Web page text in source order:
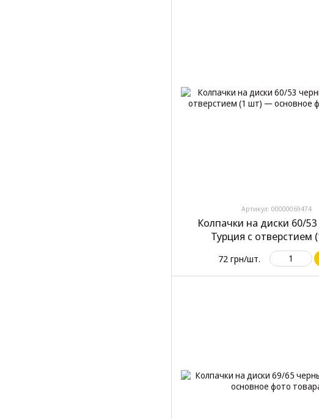
Артикул: 00000069474
Колпачки на диски 60/
Турция с отверстием
72 грн/шт.